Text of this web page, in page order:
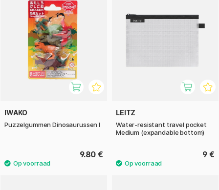
IWAKO
Puzzelgummen Dinosaurussen I
9.80 €
LEITZ
Water-resistant travel pocket
Medium (expandable bottom)
9 €